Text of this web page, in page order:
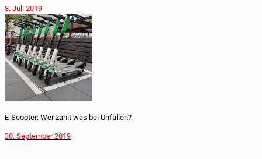
8. Juli 2019
E-Scooter: Wer zahlt was bei Unfällen?
30. September 2019